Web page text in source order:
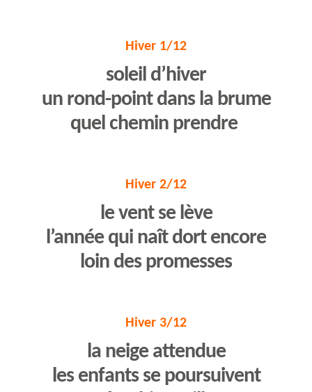
Hiver 1/12
soleil d’hiver
un rond-point dans la brume
quel chemin prendre
Hiver 2/12
le vent se lève
l’année qui naît dort encore
loin des promesses
Hiver 3/12
la neige attendue
les enfants se poursuivent